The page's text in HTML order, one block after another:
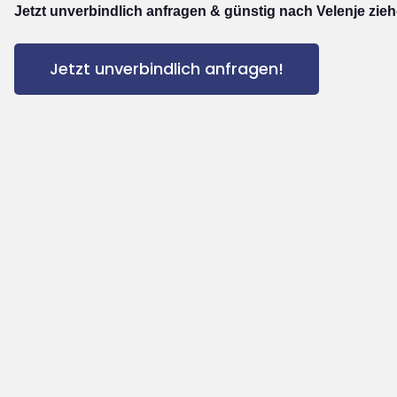
Jetzt unverbindlich anfragen & günstig nach Velenje
Jetzt unverbindlich anfragen!